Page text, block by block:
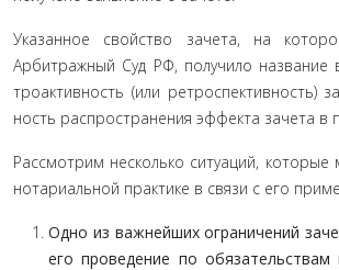
Указанное свойство зачета, на
Арбитражный Суд РФ, получило
троактивность (или ретроспективность)
ность распространения эффекта зачета в
Рассмотрим несколько ситуаций, которые
нотариальной практике в связи с его
Одно из важнейших ограничений
его проведение по обязательствам